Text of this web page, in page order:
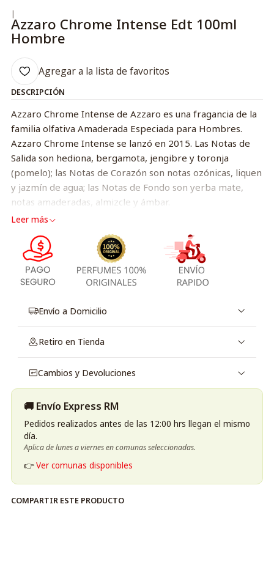
|
Azzaro Chrome Intense Edt 100ml
Hombre
Agregar a la lista de favoritos
DESCRIPCIÓN
Azzaro Chrome Intense de Azzaro es una fragancia de la
familia olfativa Amaderada Especiada para Hombres.
Azzaro Chrome Intense se lanzó en 2015. Las Notas de
Salida son hediona, bergamota, jengibre y toronja
(pomelo); las Notas de Corazón son notas ozónicas, liquen
y jazmín de agua; las Notas de Fondo son yerba mate,
notas amaderadas, almizcle y ámbar.
Leer más
Envío a Domicilio
Retiro en Tienda
Cambios y Devoluciones
🚚 Envío Express RM
Pedidos realizados antes de las 12:00 hrs llegan el mismo
día.
Aplica de lunes a viernes en comunas seleccionadas.
👉Ver comunas disponibles
COMPARTIR ESTE PRODUCTO